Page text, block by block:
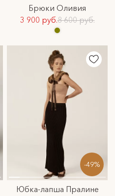
Брюки Оливия
3 900 руб.8 600 руб.
-49%
Юбка-лапша Пралине